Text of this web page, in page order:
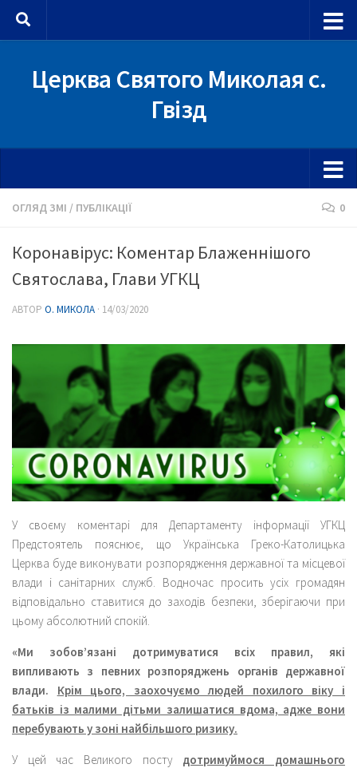
Skip to content
Церква Святого Миколая с.
Гвізд
ОГЛЯД ЗМІ / ПУБЛІКАЦІЇ 0
Коронавірус: Коментар Блаженнішого
Святослава, Глави УГКЦ
АВТОР О. МИКОЛА · 14/03/2020
У своєму коментарі для Департаменту інформації УГКЦ
Предстоятель пояснює, що Українська Греко-Католицька
Церква буде виконувати розпорядження державної та місцевої
влади і санітарних служб. Водночас просить усіх громадян
відповідально ставитися до заходів безпеки, зберігаючи при
цьому абсолютний спокій.
«Ми зобов’язані дотримуватися всіх правил, які
випливають з певних розпоряджень органів державної
влади. Крім цього, заохочуємо людей похилого віку і
батьків із малими дітьми залишатися вдома, адже вони
перебувають у зоні найбільшого ризику.
У цей час Великого посту дотримуймося домашнього